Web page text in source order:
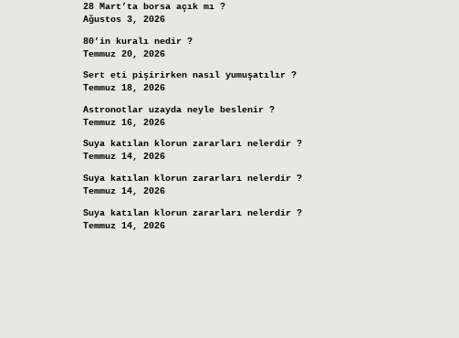
28 Mart’ta borsa açık mı ?
Ağustos 3, 2026
80’in kuralı nedir ?
Temmuz 20, 2026
Sert eti pişirirken nasıl yumuşatılır ?
Temmuz 18, 2026
Astronotlar uzayda neyle beslenir ?
Temmuz 16, 2026
Suya katılan klorun zararları nelerdir ?
Temmuz 14, 2026
Suya katılan klorun zararları nelerdir ?
Temmuz 14, 2026
Suya katılan klorun zararları nelerdir ?
Temmuz 14, 2026